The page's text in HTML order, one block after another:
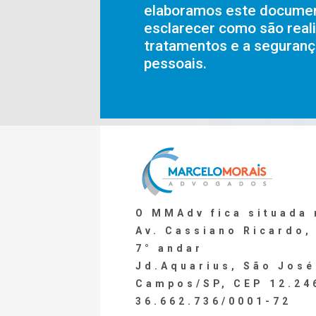
elaboramos este
esclarecer como são
tratamentos e a
pessoais.
O MMAdv
fica situada
Av. Cassiano Ricardo,
7° andar
Jd.Aquarius, São
Campos/SP, CEP
36.662.736/0001-72